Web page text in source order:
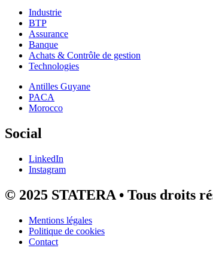
Industrie
BTP
Assurance
Banque
Achats & Contrôle de gestion
Technologies
Antilles Guyane
PACA
Morocco
Social
LinkedIn
Instagram
© 2025 STATERA • Tous droits
Mentions légales
Politique de cookies
Contact